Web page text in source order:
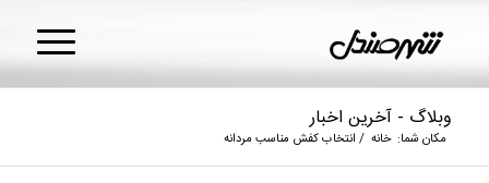
وبلاگ - آخرین اخبار
مکان شما: خانه / انتخاب کفش مناسب مردانه